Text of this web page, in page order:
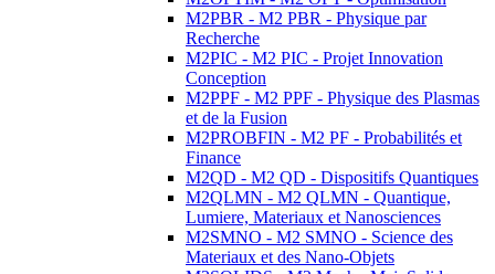
M2PBR - M2 PBR - Physique par
Recherche
M2PIC - M2 PIC - Projet Innovation
Conception
M2PPF - M2 PPF - Physique des Plasmas
et de la Fusion
M2PROBFIN - M2 PF - Probabilités et
Finance
M2QD - M2 QD - Dispositifs Quantiques
M2QLMN - M2 QLMN - Quantique,
Lumiere, Materiaux et Nanosciences
M2SMNO - M2 SMNO - Science des
Materiaux et des Nano-Objets